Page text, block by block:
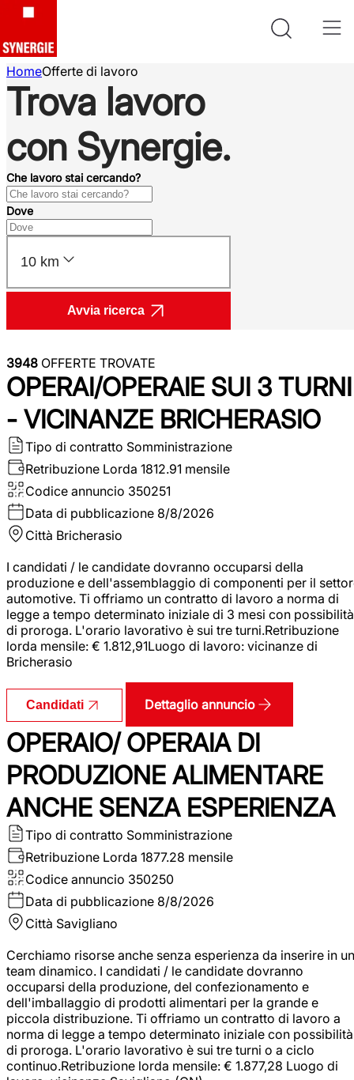
HomeOfferte di lavoro
Trova lavoro
con Synergie.
Che lavoro stai cercando?
Dove
10 km
Avvia ricerca
3948 OFFERTE TROVATE
OPERAI/OPERAIE SUI 3 TURNI
- VICINANZE BRICHERASIO
Tipo di contratto Somministrazione
Retribuzione Lorda 1812.91 mensile
Codice annuncio 350251
Data di pubblicazione 8/8/2026
Città Bricherasio
I candidati / le candidate dovranno occuparsi della
produzione e dell'assemblaggio di componenti per il
automotive. Ti offriamo un contratto di lavoro a norma di
legge a tempo determinato iniziale di 3 mesi con possibilità
di proroga. L'orario lavorativo è sui tre turni.Retribuzione
lorda mensile: € 1.812,91Luogo di lavoro: vicinanze di
Bricherasio
Candidati Dettaglio annuncio
OPERAIO/ OPERAIA DI
PRODUZIONE ALIMENTARE
ANCHE SENZA ESPERIENZA
Tipo di contratto Somministrazione
Retribuzione Lorda 1877.28 mensile
Codice annuncio 350250
Data di pubblicazione 8/8/2026
Città Savigliano
Cerchiamo risorse anche senza esperienza da inserire in un
team dinamico. I candidati / le candidate dovranno
occuparsi della produzione, del confezionamento e
dell'imballaggio di prodotti alimentari per la grande e
piccola distribuzione. Ti offriamo un contratto di lavoro a
norma di legge a tempo determinato iniziale con possibilità
di proroga. L'orario lavorativo è sui tre turni o a ciclo
continuo.Retribuzione lorda mensile: € 1.877,28 Luogo di